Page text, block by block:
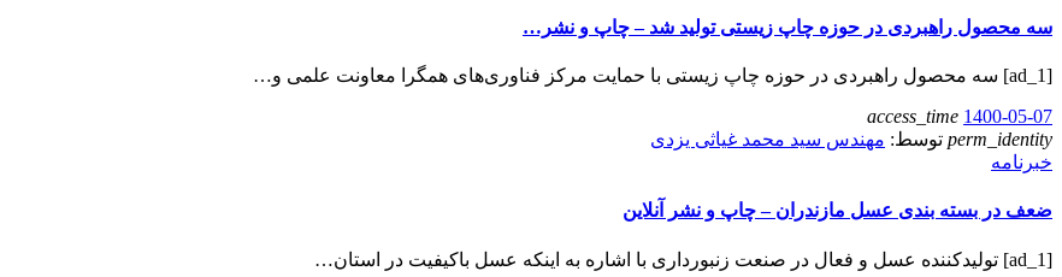
سه محصول راهبردی در حوزه چاپ زیستی تولید شد – چاپ و نشر…
[ad_1] سه محصول راهبردی در حوزه چاپ زیستی با حمایت مرکز فناوری‌های همگرا معاونت علمی و…
access_time 1400-05-07
perm_identity توسط: مهندس سید محمد غیاثی یزدی
خبرنامه
ضعف در بسته بندی عسل مازندران – چاپ و نشر آنلاین
[ad_1] تولیدکننده عسل و فعال در صنعت زنبورداری با اشاره به اینکه عسل باکیفیت در استان…